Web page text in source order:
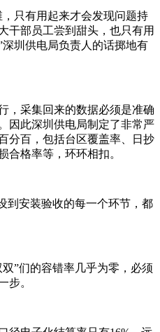
只有用起来才会发现问题持
干部员工尝到甜头，也只有用
圳供电局负责人的话掷地有
，采集回来的数据必须是准确
因此深圳供电局制定了非常严
分百，包括台区覆盖率、日抄
合格率等，环环相扣。
到安装验收的每一个环节，都
”们的容错率几乎为零，必须
步。